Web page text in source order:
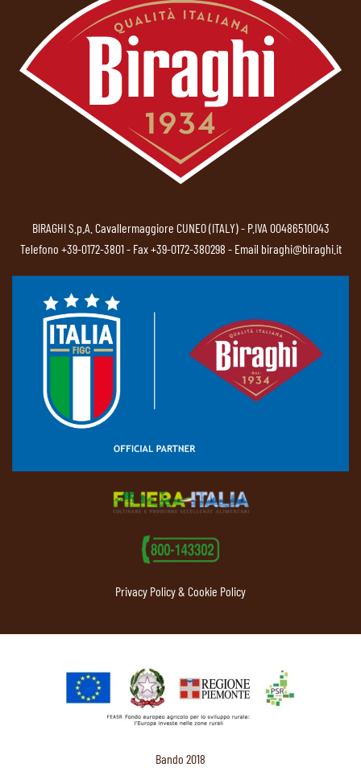
BIRAGHI S.p.A. Cavallermaggiore CUNEO (ITALY) - P.IVA 00486510043
Telefono +39-0172-3801- Fax +39-0172-380298 - Email biraghi@biraghi.it
Privacy Policy & Cookie Policy
Bando 2018